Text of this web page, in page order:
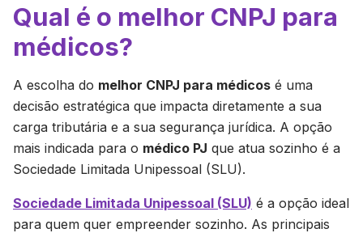
Qual é o melhor CNPJ para
médicos?
A escolha do melhor CNPJ para médicos é uma
decisão estratégica que impacta diretamente a sua
carga tributária e a sua segurança jurídica. A opção
mais indicada para o médico PJ que atua sozinho é a
Sociedade Limitada Unipessoal (SLU).
Sociedade Limitada Unipessoal (SLU) é a opção ideal
para quem quer empreender sozinho. As principais